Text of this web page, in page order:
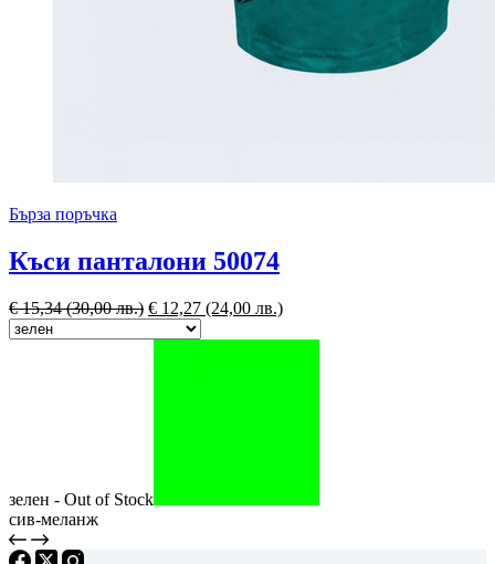
Бърза поръчка
Къси панталони 50074
€15,34(30,00 лв.) € 12,27 (24,00 лв.)
зелен - Out of Stock
сив-меланж